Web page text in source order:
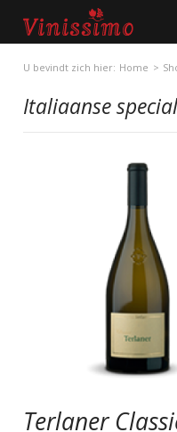
U bevindt zich hier: Home
Italiaanse
Terlaner